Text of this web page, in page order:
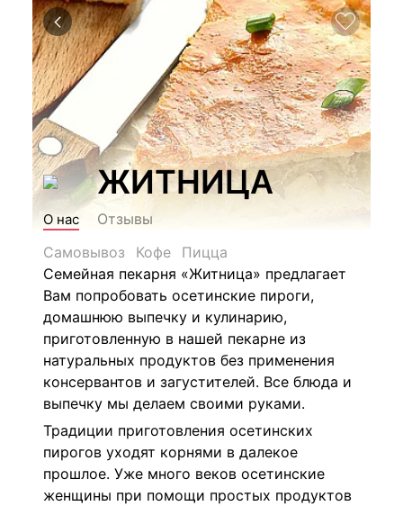
ЖИТНИЦА
О нас
Отзывы
Самовывоз
Кофе
Пицца
Семейная пекарня «Житница» предлагает
Вам попробовать осетинские пироги,
домашнюю выпечку и кулинарию,
приготовленную в нашей пекарне из
натуральных продуктов без применения
консервантов и загустителей. Все блюда и
выпечку мы делаем своими руками.
Традиции приготовления осетинских
пирогов уходят корнями в далекое
прошлое. Уже много веков осетинские
женщины при помощи простых продуктов